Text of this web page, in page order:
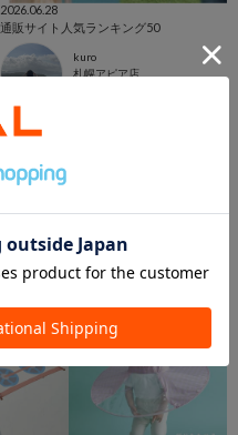
2026.06.28
通販サイト人気ランキング50
kuro
札幌アピア店